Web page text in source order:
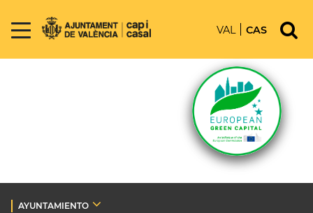
VAL CAS
AYUNTAMIENTO